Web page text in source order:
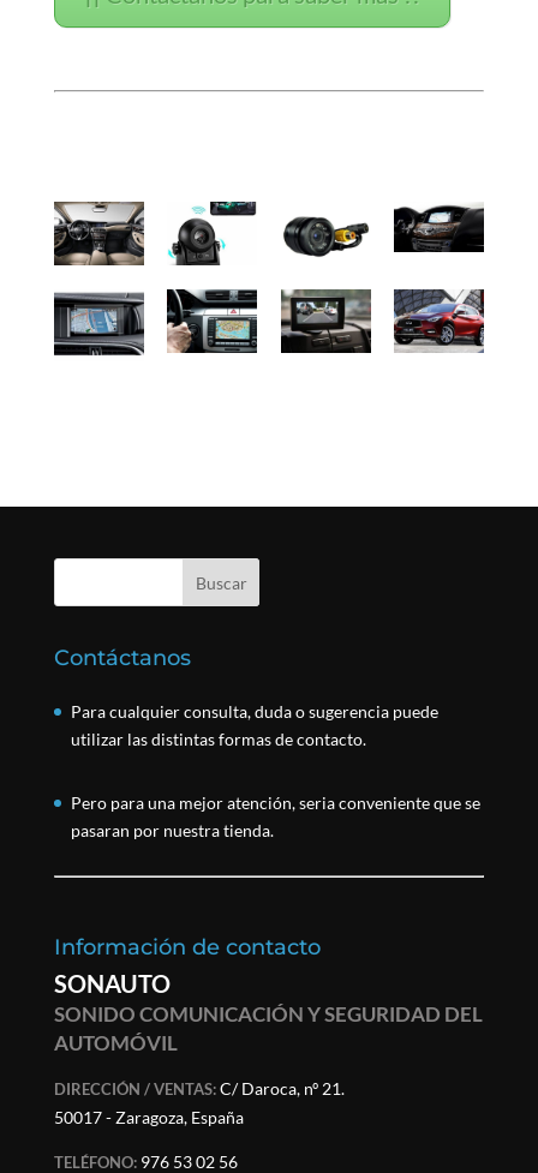
Contáctanos
Para cualquier consulta, duda o sugerencia puede
utilizar las distintas formas de contacto.
Pero para una mejor atención, seria conveniente que se
pasaran por nuestra tienda.
Información de contacto
SONAUTO
SONIDO COMUNICACIÓN Y SEGURIDAD DEL
AUTOMÓVIL
DIRECCIÓN / VENTAS:C/ Daroca, nº 21.
50017 - Zaragoza, España
TELÉFONO: 976 53 02 56